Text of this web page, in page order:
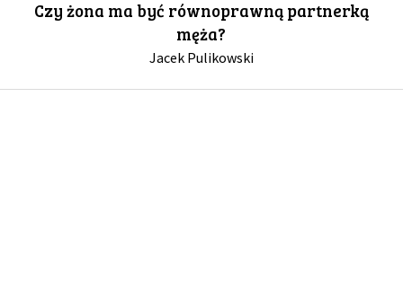
GALERIA
Czy żona ma być równoprawną partnerką
męża?
Jacek Pulikowski